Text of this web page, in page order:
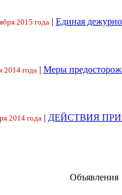
2015 года | Единая
2014 года | Меры
2014 года | ДЕЙСТВИЯ
Объявления